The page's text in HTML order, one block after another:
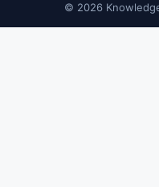
© 2026